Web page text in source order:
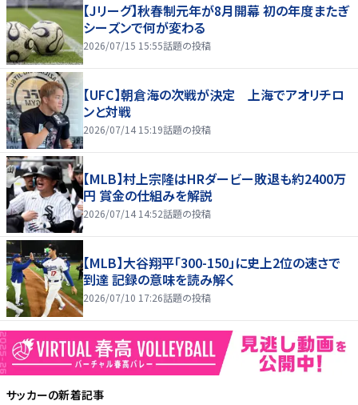
【Jリーグ】秋春制元年が8月開幕 初の年度またぎ
シーズンで何が変わる
2026/07/15 15:55話題の投稿
【UFC】朝倉海の次戦が決定 上海でアオリチロ
ンと対戦
2026/07/14 15:19話題の投稿
【MLB】村上宗隆はHRダービー敗退も約2400万
円 賞金の仕組みを解説
2026/07/14 14:52話題の投稿
【MLB】大谷翔平「300-150」に史上2位の速さで
到達 記録の意味を読み解く
2026/07/10 17:26話題の投稿
サッカーの新着記事